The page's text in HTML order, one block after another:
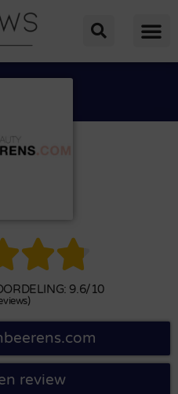

9.6/10
review